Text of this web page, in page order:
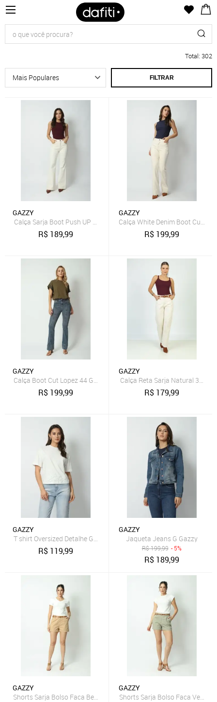
Total: 302
FILTRAR
GAZZY
Calça Sarja Boot Push UP Off White 38 Gazzy
R$ 189,99
GAZZY
Calça White Denim Boot Cut 46
R$ 199,99
GAZZY
Calça Boot Cut Lopez 44 Gazzy
R$ 199,99
GAZZY
Calça Reta Sarja Natural 38
R$ 179,99
GAZZY
T shirt Oversized Detalhe Guipir Off White G Gazzy
R$ 119,99
GAZZY
Jaqueta Jeans G Gazzy
R$199,99 - 5%
R$ 189,99
GAZZY
Shorts Sarja Bolso Faca Bege 44 Gazzy
GAZZY
Shorts Sarja Bolso Faca Verde